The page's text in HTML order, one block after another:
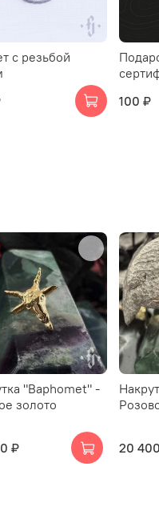
с резьбой
100 ₽
"Baphomet" -
золото
₽ 20